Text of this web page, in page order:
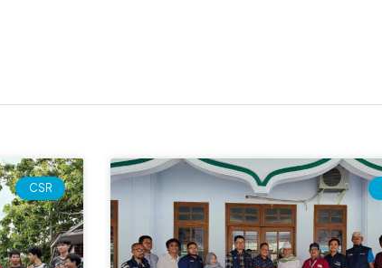
CSR
PagePagePage Page